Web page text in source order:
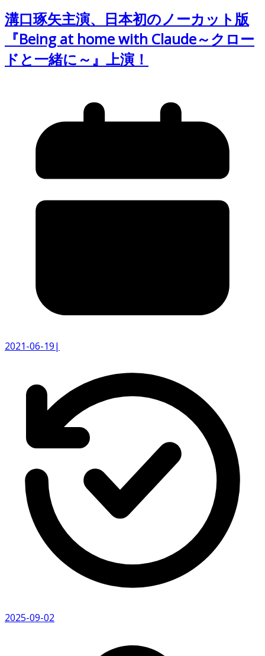
溝口琢矢主演、日本初のノーカット版
『Being at home with Claude～クロー
ドと一緒に～』上演！
2021-06-19|
2025-09-02